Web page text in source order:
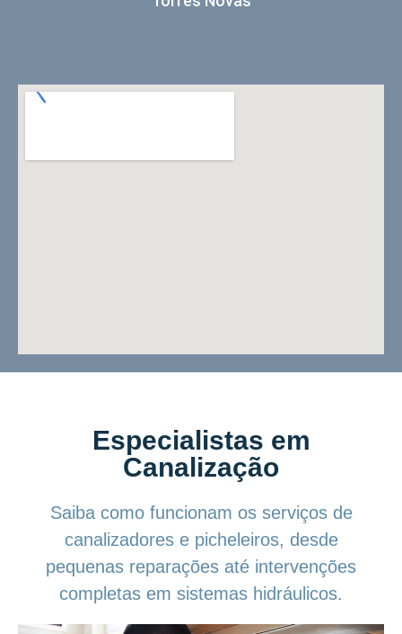
Especialistas em
Canalização
Saiba como funcionam os serviços de
canalizadores e picheleiros, desde
pequenas reparações até intervenções
completas em sistemas hidráulicos.